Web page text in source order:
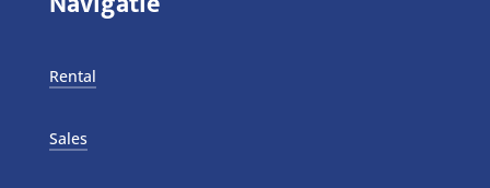
Rental
Sales